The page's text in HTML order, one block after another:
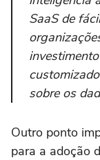
SaaS de
sobre os
Outro ponto
para a adoção